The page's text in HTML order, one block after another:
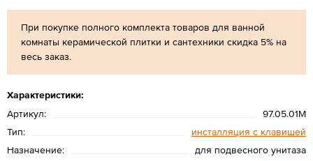
При покупке полного комплекта товаров для ванной
комнаты керамической плитки и сантехники скидка 5% на
весь заказ.
Характеристики:
Артикул:
97.05.01M
Тип:
инсталляция с клавишей
Назначение:
для подвесного унитаза